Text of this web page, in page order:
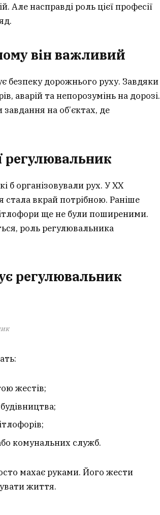
Але насправді роль цієї професії
він важливий
безпеку дорожнього руху. Завдяки
аварій та непорозумінь на дорозі.
на об’єктах, де
регулювальник
б організовували рух. У XX
стала вкрай потрібною. Раніше
ще не були поширеними.
роль регулювальника
регулювальник
жестів;
комунальних служб.
махає руками. Його жести
життя.